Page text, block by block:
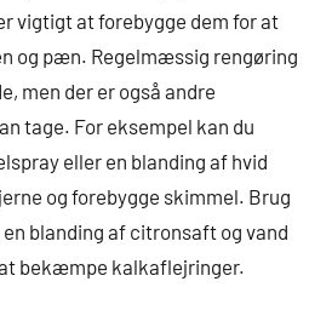
vigtigt at forebygge dem for at
og pæn. Regelmæssig rengøring
men der er også andre
tage. For eksempel kan du
eller en blanding af hvid
og forebygge skimmel. Brug
blanding af citronsaft og vand
bekæmpe kalkaflejringer.